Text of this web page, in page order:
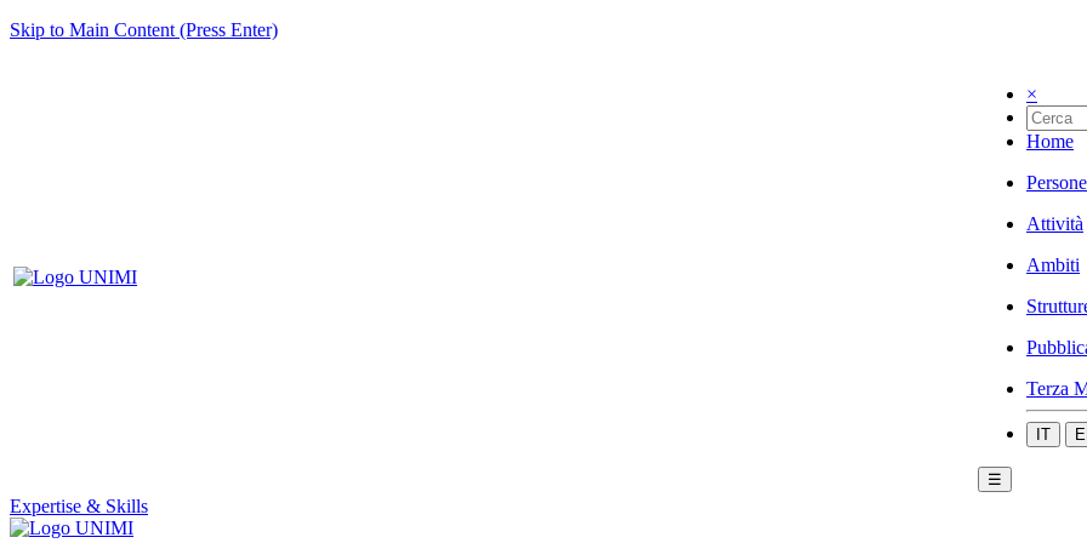
Skip to Main Content (Press Enter)
×
Home
Persone
Attività
Ambiti
Terza
IT
☰
Expertise & Skills